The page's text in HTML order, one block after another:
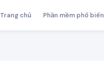
Trang chủ Phần mềm phổ biến